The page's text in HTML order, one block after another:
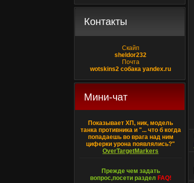
Контакты
Скайп
sheldor232
Почта
wotskins2 собака yandex.ru
Мини-чат
Показывает ХП, ник, модель
танка противника и "... что б когда
попадаешь во врага над ним
циферки урона появлялись?"
OverTargetMarkers
Прежде чем задать
вопрос,посети раздел FAQ!